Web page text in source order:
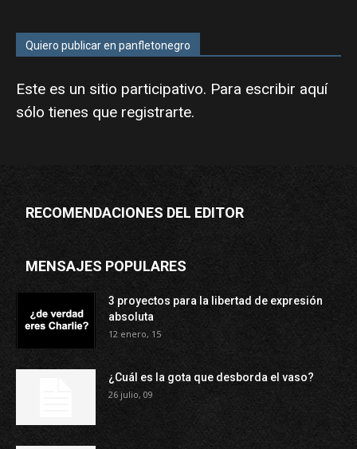
Quiero publicar en panfletonegro
Este es un sitio participativo. Para escribir aquí
sólo tienes que registrarte.
RECOMENDACIONES DEL EDITOR
MENSAJES POPULARES
3 proyectos para la libertad de expresión
absoluta
12 enero, 15
¿Cuál es la gota que desborda el vaso?
26 julio, 09